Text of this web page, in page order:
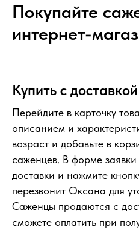
Покупайте
интернет-
Купить с
Перейдите в карточку
описанием и
возраст и добавьте в
саженцев. В форме
доставки и нажмите
перезвонит Оксана для
Саженцы продаются с
сможете оплатить при